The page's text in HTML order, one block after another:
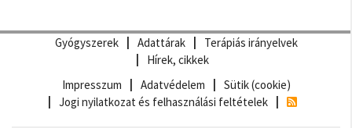
Gyógyszerek Adattárak
Terápiás irányelvek
Hírek, cikkek
Impresszum
Adatvédelem
Sütik (cookie)
Jogi nyilatkozat és felhasználási feltételek